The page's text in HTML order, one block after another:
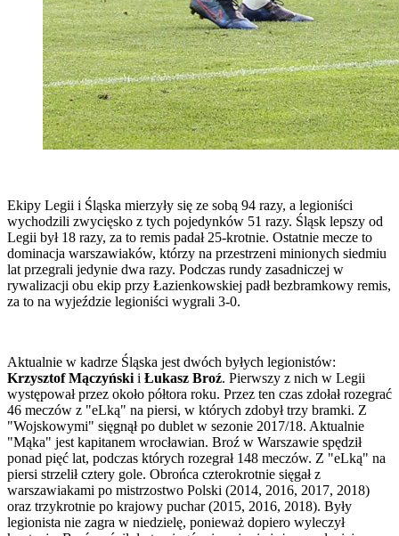
Ekipy Legii i Śląska mierzyły się ze sobą 94 razy, a legioniści
wychodzili zwycięsko z tych pojedynków 51 razy. Śląsk lepszy od
Legii był 18 razy, za to remis padał 25-krotnie. Ostatnie mecze to
dominacja warszawiaków, którzy na przestrzeni minionych siedmiu
lat przegrali jedynie dwa razy. Podczas rundy zasadniczej w
rywalizacji obu ekip przy Łazienkowskiej padł bezbramkowy remis,
za to na wyjeździe legioniści wygrali 3-0.
Aktualnie w kadrze Śląska jest dwóch byłych legionistów:
Krzysztof Mączyńskii Łukasz Broź. Pierwszy z nich w Legii
występował przez około półtora roku. Przez ten czas zdołał rozegrać
46 meczów z "eLką" na piersi, w których zdobył trzy bramki. Z
"Wojskowymi" sięgnął po dublet w sezonie 2017/18. Aktualnie
"Mąka" jest kapitanem wrocławian. Broź w Warszawie spędził
ponad pięć lat, podczas których rozegrał 148 meczów. Z "eLką" na
piersi strzelił cztery gole. Obrońca czterokrotnie sięgał z
warszawiakami po mistrzostwo Polski (2014, 2016, 2017, 2018)
oraz trzykrotnie po krajowy puchar (2015, 2016, 2018). Były
legionista nie zagra w niedzielę, ponieważ dopiero wyleczył